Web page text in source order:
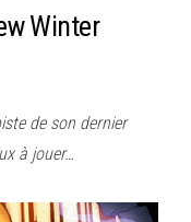
Winter
de son dernier
à jouer…